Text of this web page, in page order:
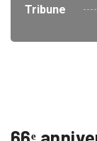
Tribune